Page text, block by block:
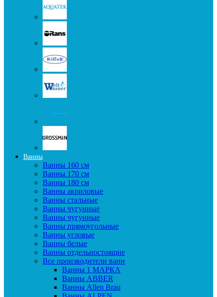
Ванны
Ванны 160 см
Ванны 170 см
Ванны 180 см
Ванны акриловые
Ванны стальные
Ванны чугунные
Ванны чугунные
Ванны прямоугольные
Ванны угловые
Ванны белые
Ванны отдельностоящие
Все производители ванн
Ванны 1 МАРКА
Ванны ABBER
Ванны Allen Brau